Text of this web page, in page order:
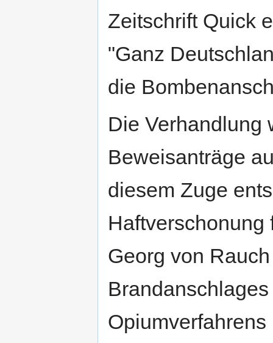
Zeitschrift Quick
"Ganz
die
Die Verhandlung
Beweisanträge
diesem Zuge
Haftverschonung
Georg von